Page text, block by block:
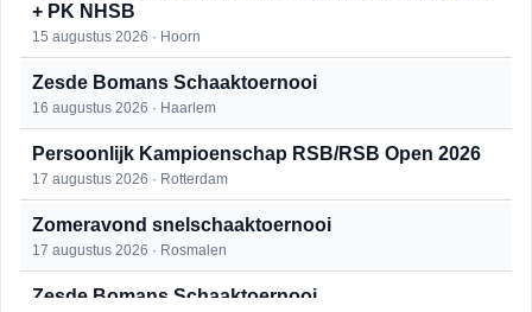
+ PK NHSB
15 augustus 2026 · Hoorn
Zesde Bomans Schaaktoernooi
16 augustus 2026 · Haarlem
Persoonlijk Kampioenschap RSB/RSB Open 2026
17 augustus 2026 · Rotterdam
Zomeravond snelschaaktoernooi
17 augustus 2026 · Rosmalen
Zesde Bomans Schaaktoernooi